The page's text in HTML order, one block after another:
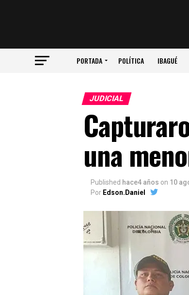
PORTADA POLÍTICA IBAGUÉ
JUDICIAL
una
Published hace4 años on 10
Por Edson.Daniel